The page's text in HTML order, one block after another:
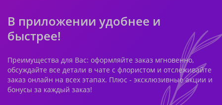
В приложении удобнее и
быстрее!
Преимущества для Вас: оформляйте заказ мгновенно,
обсуждайте все детали в чате с флористом и отслеживайте
заказ онлайн на всех этапах. Плюс - эксклюзивные акции и
бонусы за каждый заказ!